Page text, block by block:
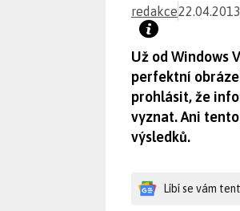
redakce22.04.2013
Už od Windows
perfektní
prohlásit, že
vyznat. Ani
výsledků.
Líbí se vám